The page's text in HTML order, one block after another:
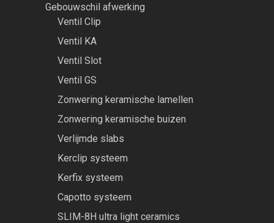
Gebouwschil afwerking
Ventil Clip
Ventil KA
Ventil Slot
Ventil GS
Zonwering keramische lamellen
Zonwering keramische buizen
Verlijmde slabs
Kerclip systeem
Kerfix systeem
Capotto systeem
SLIM-8H ultra light ceramics